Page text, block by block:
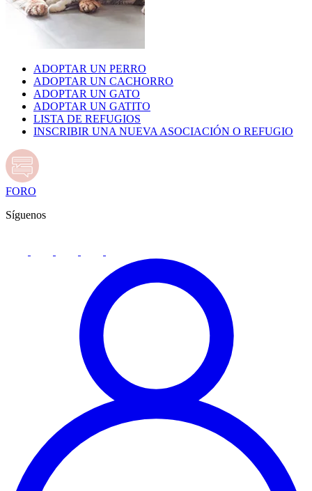
ADOPTAR UN PERRO
ADOPTAR UN CACHORRO
ADOPTAR UN GATO
ADOPTAR UN GATITO
LISTA DE REFUGIOS
INSCRIBIR UNA NUEVA ASOCIACIÓN O REFUGIO
FORO
Síguenos